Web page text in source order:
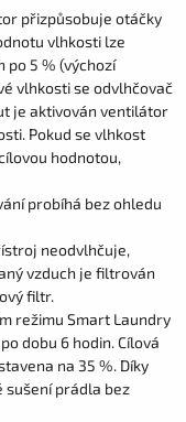
přizpůsobuje otáčky
vlhkosti lze
po 5 % (výchozí
vlhkosti se odvlhčovač
je aktivován ventilátor
Pokud se vlhkost
hodnotou,
probíhá bez ohledu
neodvlhčuje,
vzduch je filtrován
filtr.
režimu Smart Laundry
dobu 6 hodin. Cílová
na 35 %. Díky
prádla bez